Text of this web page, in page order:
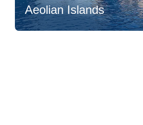
Aeolian Islands